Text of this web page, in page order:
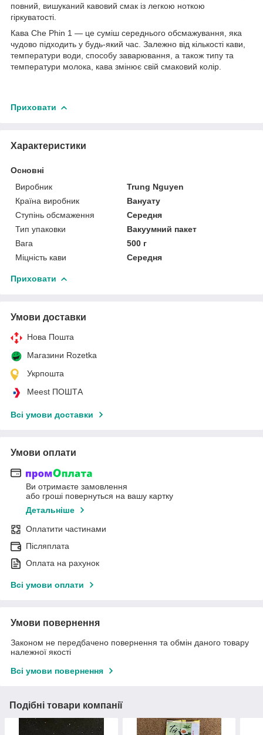
повний, вишуканий кавовий смак із легкою ноткою
гіркуватості.
Кава Che Phin 1 — це суміш середнього обсмажування, яка
чудово підходить у будь-який час. Залежно від кількості кави,
температури води, способу заварювання, а також типу та
температури молока, кава змінює свій смаковий колір.
Приховати
Характеристики
Основні
Виробник
Trung Nguyen
Країна виробник
Вануату
Ступінь обсмаження
Середня
Тип упаковки
Вакуумний пакет
Вага
500 г
Міцність кави
Середня
Приховати
Умови доставки
Нова Пошта
Магазини Rozetka
Укрпошта
Meest ПОШТА
Всі умови доставки
Умови оплати
Ви отримаєте замовлення
або гроші повернуться на вашу картку
Детальніше
Оплатити частинами
Післяплата
Оплата на рахунок
Всі умови оплати
Умови повернення
Законом не передбачено повернення та обмін даного товару
належної якості
Всі умови повернення
Подібні товари компанії